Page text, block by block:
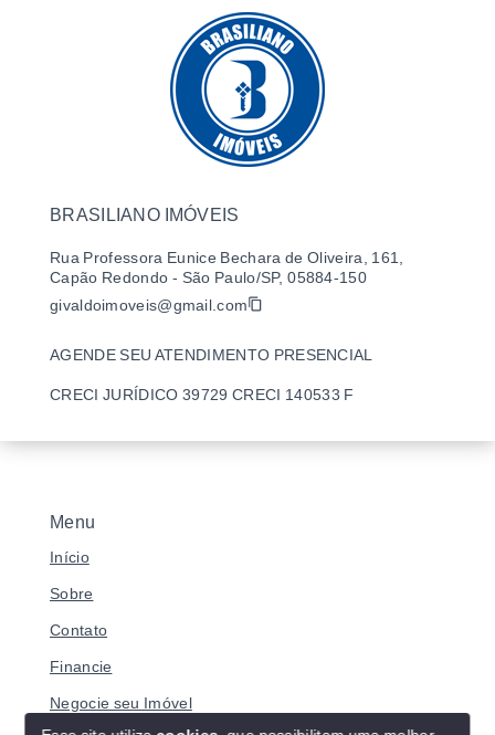
Menu
Início
Sobre
Contato
Financie
Negocie seu Imóvel
BRASILIANO IMÓVEIS
Rua Professora Eunice Bechara de Oliveira, 161,
Capão Redondo - São Paulo/SP, 05884-150
givaldoimoveis@gmail.com
AGENDE SEU ATENDIMENTO PRESENCIAL
CRECI JURÍDICO 39729 CRECI 140533 F